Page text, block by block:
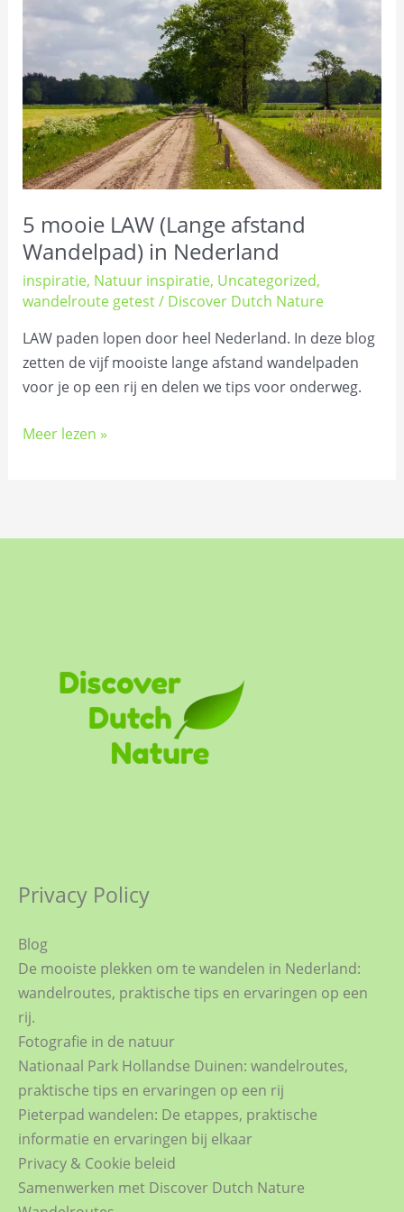
5 mooie LAW (Lange afstand
Wandelpad) in Nederland
inspiratie, Natuur inspiratie, Uncategorized,
wandelroute getest/ Discover Dutch Nature
LAW paden lopen door heel Nederland. In deze blog
zetten de vijf mooiste lange afstand wandelpaden
voor je op een rij en delen we tips voor onderweg.
(Lange
afstand
Wandelpad)
in
Nederland
Meer lezen »
Privacy Policy
Blog
De mooiste plekken om te wandelen in Nederland:
wandelroutes, praktische tips en ervaringen op een
rij.
Fotografie in de natuur
Nationaal Park Hollandse Duinen: wandelroutes,
praktische tips en ervaringen op een rij
Pieterpad wandelen: De etappes, praktische
informatie en ervaringen bij elkaar
Privacy & Cookie beleid
Samenwerken met Discover Dutch Nature